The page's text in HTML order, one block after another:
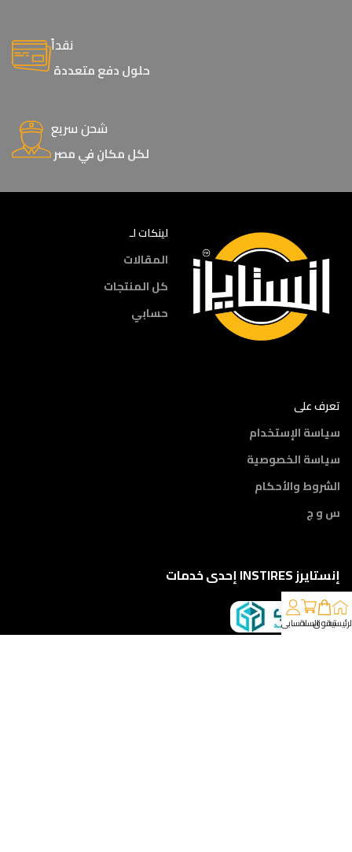
نقداً
حلول دفع متعددة
شحن سريع
لكل مكان في مصر
لينكات لـ
المقالات
كل المنتجات
حسابي
تعرف على
سياسة الإستخدام
سياسة الخصوصية
الشروط والأحكام
س و ج
إنستايرز INSTIRES إحدى خدمات
تسوقالسلةحسابي